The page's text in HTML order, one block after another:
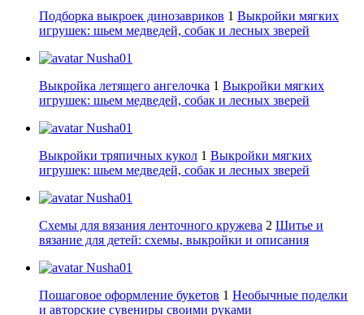
Подборка выкроек динозавриков 1 Выкройки мягких
игрушек: шьем медведей, собак и лесных зверей
Nusha01
Выкройка летящего ангелочка 1 Выкройки мягких
игрушек: шьем медведей, собак и лесных зверей
Nusha01
Выкройки тряпичных кукол 1 Выкройки мягких
игрушек: шьем медведей, собак и лесных зверей
Nusha01
Схемы для вязания ленточного кружева 2 Шитье и
вязание для детей: схемы, выкройки и описания
Nusha01
Пошаговое оформление букетов 1 Необычные поделки
и авторские сувениры своими руками